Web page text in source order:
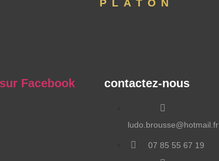
PLATON
Facebook contactez-nous
ludo.brousse@hotmail.fr
07 85 55 67 19